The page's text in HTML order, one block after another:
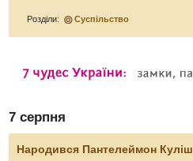
Розділи: Суспільство
7 серпня
Народився Пантелеймон Куліш